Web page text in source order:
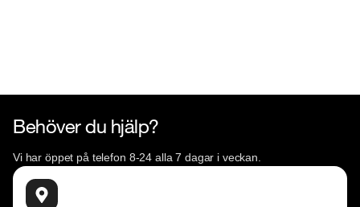
Behöver du hjälp?
Vi har öppet på telefon 8-24 alla 7 dagar i veckan.